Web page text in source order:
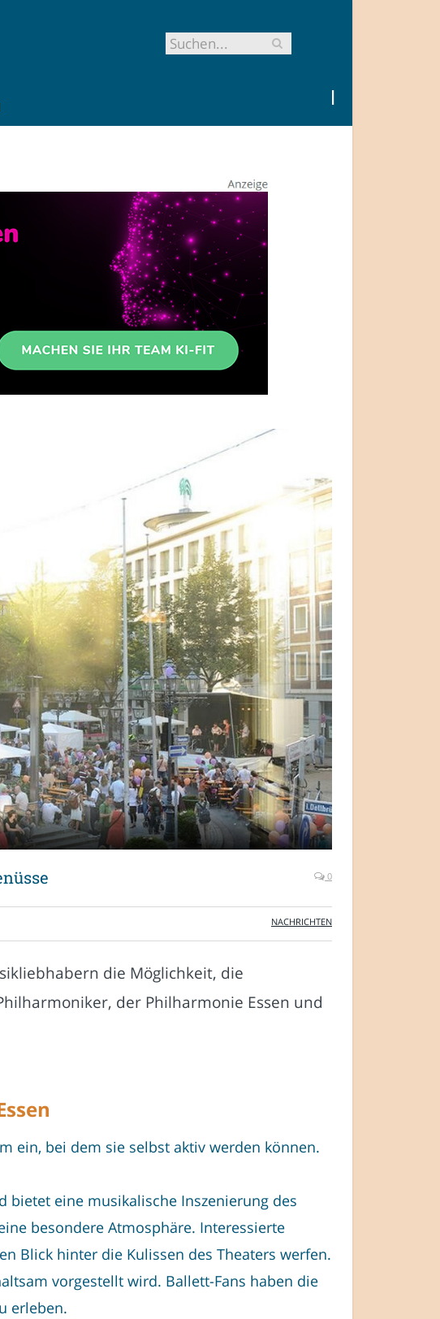
0
NACHRICHTEN
die Möglichkeit, die
der Philharmonie Essen und
ein, bei dem sie selbst aktiv werden können.
bietet eine musikalische Inszenierung des
besondere Atmosphäre. Interessierte
Blick hinter die Kulissen des Theaters werfen.
vorgestellt wird. Ballett-Fans haben die
erleben.